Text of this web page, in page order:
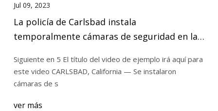
Jul 09, 2023
La policía de Carlsbad instala
temporalmente cámaras de seguridad en la
Siguiente en 5 El título del video de ejemplo irá aquí para
este video CARLSBAD, California — Se instalaron
cámaras de s
ver más